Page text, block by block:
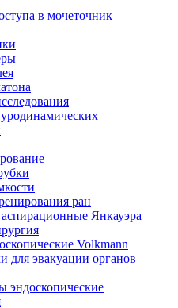
в мочеточник
ран
Янкауэра
Volkmann
для эвакуации органов
эндоскопические